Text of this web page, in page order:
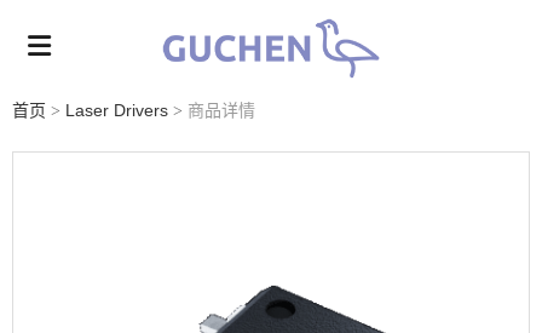
首页 > Laser Drivers > 商品详情